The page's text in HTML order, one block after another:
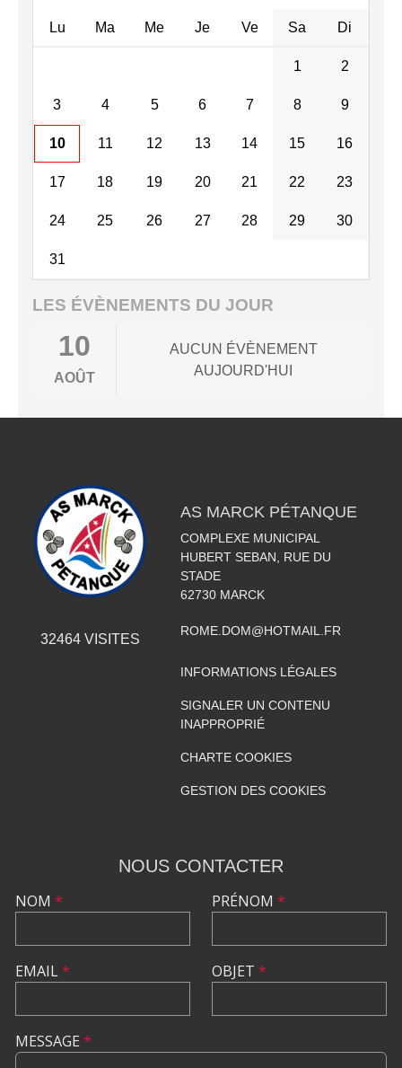
Lu Ma Me Je Ve Sa Di
1 2
3 4 5 6 7 8 9
10 11 12 13 14 15 16
17 18 19 20 21 22 23
24 25 26 27 28 29 30
31
LES ÉVÈNEMENTS DU JOUR
10
AOÛT
AUCUN ÉVÈNEMENT
AUJOURD'HUI
32464VISITES
AS MARCK PÉTANQUE
COMPLEXE MUNICIPAL
HUBERT SEBAN, RUE DU
STADE
62730 MARCK
ROME.DOM@HOTMAIL.FR
INFORMATIONS LÉGALES
SIGNALER UN CONTENU
INAPPROPRIÉ
CHARTE COOKIES
GESTION DES COOKIES
NOUS CONTACTER
NOM *
EMAIL*
PRÉNOM *
OBJET *
MESSAGE *